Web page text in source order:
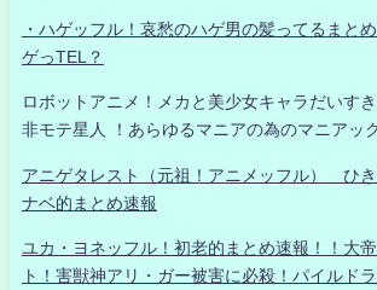
・ハゲッフル！哀愁のハゲ男の髪ってるまと
ゲっTEL？
ロボットアニメ！メカと美少女キャラだいす
非モテ星人 ！あらゆるマニアの為のマニアッ
アニゲタレスト（元祖！アニメッフル） ひ
ナベ的まとめ速報
ユカ・ヨネッフル！初老的まとめ速報！！大
ト！害獣神アリ・ガー被害に必殺！パイルド